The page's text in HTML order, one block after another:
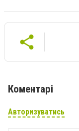
Коментарі
Авторизуватись